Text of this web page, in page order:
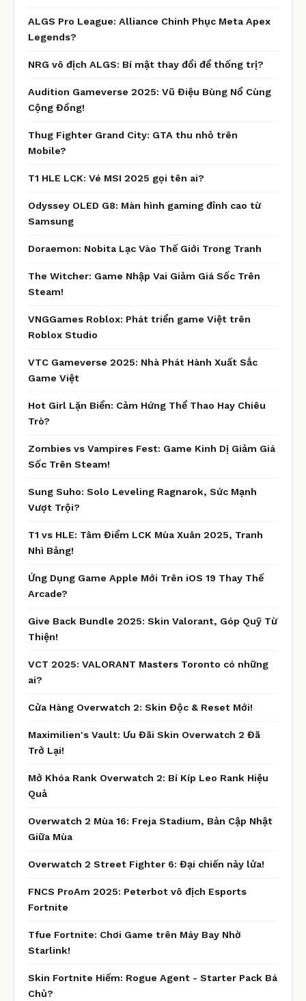
ALGS Pro League: Alliance Chinh Phục Meta Apex
Legends?
NRG vô địch ALGS: Bí mật thay đổi để thống trị?
Audition Gameverse 2025: Vũ Điệu Bùng Nổ Cùng
Cộng Đồng!
Thug Fighter Grand City: GTA thu nhỏ trên
Mobile?
T1 HLE LCK: Vé MSI 2025 gọi tên ai?
Odyssey OLED G8: Màn hình gaming đỉnh cao từ
Samsung
Doraemon: Nobita Lạc Vào Thế Giới Trong Tranh
The Witcher: Game Nhập Vai Giảm Giá Sốc Trên
Steam!
VNGGames Roblox: Phát triển game Việt trên
Roblox Studio
VTC Gameverse 2025: Nhà Phát Hành Xuất Sắc
Game Việt
Hot Girl Lặn Biển: Cảm Hứng Thể Thao Hay Chiêu
Trò?
Zombies vs Vampires Fest: Game Kinh Dị Giảm Giá
Sốc Trên Steam!
Sung Suho: Solo Leveling Ragnarok, Sức Mạnh
Vượt Trội?
T1 vs HLE: Tâm Điểm LCK Mùa Xuân 2025, Tranh
Nhì Bảng!
Ứng Dụng Game Apple Mới Trên iOS 19 Thay Thế
Arcade?
Give Back Bundle 2025: Skin Valorant, Góp Quỹ Từ
Thiện!
VCT 2025: VALORANT Masters Toronto có những
ai?
Cửa Hàng Overwatch 2: Skin Độc & Reset Mới!
Maximilien's Vault: Ưu Đãi Skin Overwatch 2 Đã
Trở Lại!
Mở Khóa Rank Overwatch 2: Bí Kíp Leo Rank Hiệu
Quả
Overwatch 2 Mùa 16: Freja Stadium, Bản Cập Nhật
Giữa Mùa
Overwatch 2 Street Fighter 6: Đại chiến nảy lửa!
FNCS ProAm 2025: Peterbot vô địch Esports
Fortnite
Tfue Fortnite: Chơi Game trên Máy Bay Nhờ
Starlink!
Skin Fortnite Hiếm: Rogue Agent - Starter Pack Bá
Chủ?